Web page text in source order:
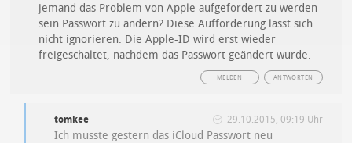
jemand das Problem von Apple aufgefordert zu werden
sein Passwort zu ändern? Diese Aufforderung lässt sich
nicht ignorieren. Die Apple-ID wird erst wieder
freigeschaltet, nachdem das Passwort geändert wurde.
ANTWORTEN
MELDEN
tomkee 29.10.2015, 09:19 Uhr
Ich musste gestern das iCloud Passwort neu